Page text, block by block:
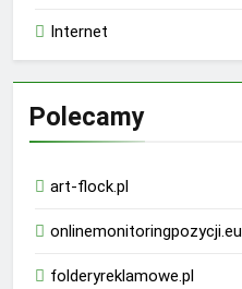
Internet
Polecamy
art-flock.pl
onlinemonitoringpozycji.eu
folderyreklamowe.pl